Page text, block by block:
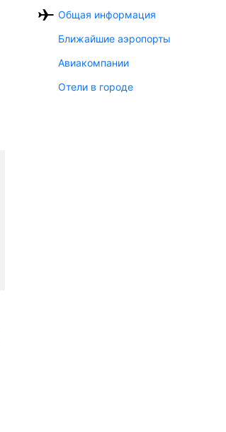
Общая информация
Ближайшие аэропорты
Авиакомпании
Отели в городе